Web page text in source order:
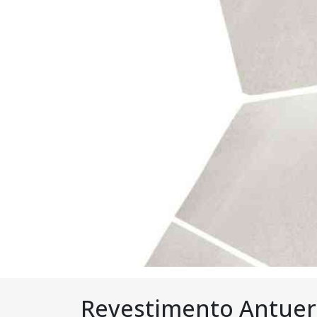
Revestimento